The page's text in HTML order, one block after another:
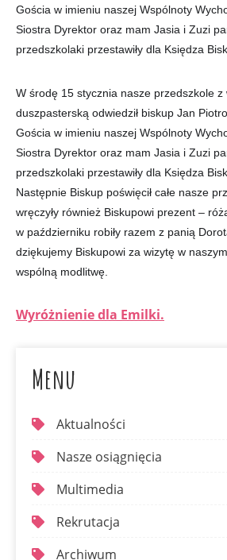
Gościa w imieniu naszej Wspólnoty
Siostra Dyrektor oraz mam Jasia i Zuzi
przedszkolaki przestawiły dla Księdza
W środę 15 stycznia nasze przedszkole z
duszpasterską odwiedził biskup Jan
Gościa w imieniu naszej Wspólnoty
Siostra Dyrektor oraz mam Jasia i Zuzi
przedszkolaki przestawiły dla Księdza
Następnie Biskup poświęcił całe nasze
wręczyły również Biskupowi prezent –
w październiku robiły razem z panią
dziękujemy Biskupowi za wizytę w
wspólną modlitwę.
Wyróżnienie dla Emilki.
Menu
Aktualności
Nasze osiągnięcia
Multimedia
Rekrutacja
Archiwum